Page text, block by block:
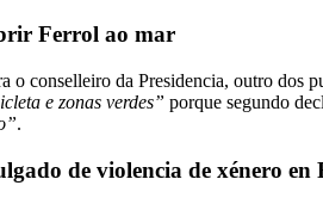
Ferrol ao mar
o conselleiro da Presidencia, outro dos
e zonas verdes” porque segundo
.
de violencia de xénero en